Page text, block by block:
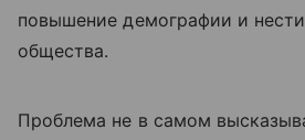
повышение демографии и
общества.
Проблема не в самом